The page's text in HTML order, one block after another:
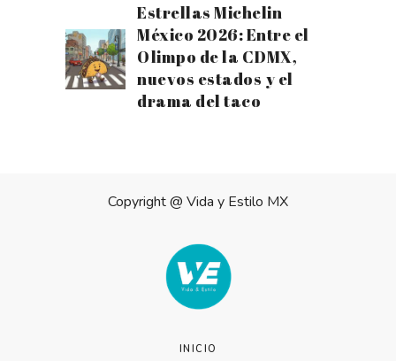
Estrellas Michelin
México 2026: Entre el
Olimpo de la CDMX,
nuevos estados y el
drama del taco
Copyright @ Vida y Estilo MX
INICIO